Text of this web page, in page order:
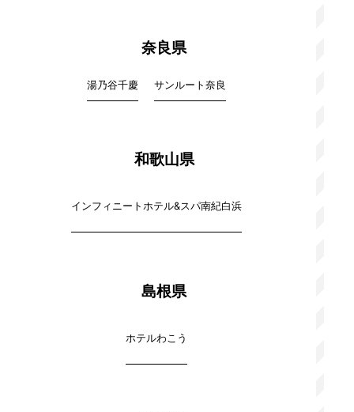
奈良県
湯乃谷千慶 サンルート奈良
和歌山県
インフィニートホテル&スパ南紀白浜
島根県
ホテルわこう